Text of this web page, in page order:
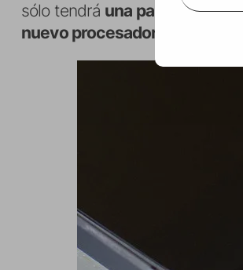
sólo tendrá una pantalla más
nuevo procesador